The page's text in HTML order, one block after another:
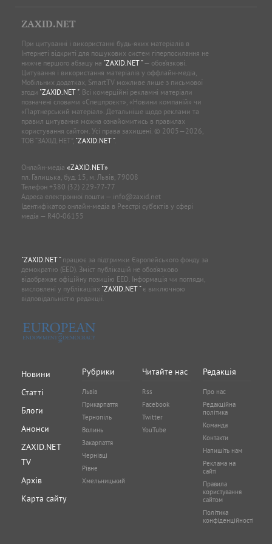
ZAXID.NET
При цитуванні і використанні будь-яких матеріалів в
Інтернеті відкриті для пошукових систем гіперпосилання не
нижче першого абзацу на "ZAXID.NET "— обов’язкові.
Цитування і використання матеріалів у оффлайн-медіа,
Мобільних додатках, SmartTV можливе лише з письмової
згоди "ZAXID.NET ". Всі комерційні рекламні матеріали
позначені словами «Спецпроєкт», «Новини компаній» чи
«Партнерський матеріал». Детальніше щодо реклами та
правил цитування можна ознайомитись в правилах
користування сайтом. Усі права захищені. © 2005—2026,
ТОВ “ЗАХІД.НЕТ”, "ZAXID.NET ".
Онлайн-медіа «ZAXID.NET»
пл. Галицька, буд. 15, м. Львів, 79008
Телефон +380 (32) 229-77-77
Адреса електронної пошти — info@zaxid.net
Ідентифікатор онлайн-медіа в Реєстрі суб'єктів у сфері
медіа — R40-06155
"ZAXID.NET "працює за підтримки Європейського фонду за
демократію (EED). Зміст публікацій не обов’язково
відображає офіційну позицію EED. Інформація чи погляди,
висловлені у публікаціях "ZAXID.NET "є виключною
відповідальністю редакції.
Новини
Статті
Блоги
Анонси
ZAXID.NET
TV
Архів
Карта сайту
Рубрики
Львів
Прикарпаття
Тернопіль
Волинь
Закарпаття
Чернівці
Рівне
Хмельницький
Читайте нас
Rss
Facebook
Twitter
YouTube
Редакція
Про нас
Редакційна
політика
Команда
Контакти
Напишіть нам
Реклама на
сайті
Правила
користування
сайтом
Політика
конфіденційності